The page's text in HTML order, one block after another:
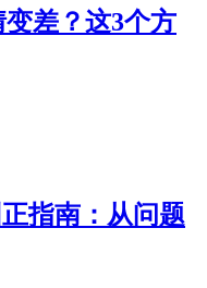
差？这3个方
指南：从问题